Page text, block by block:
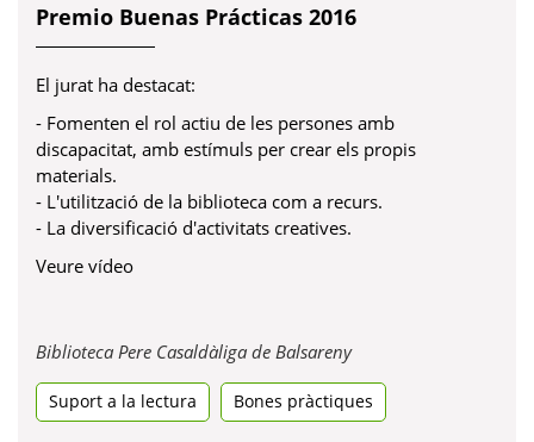
Premio Buenas Prácticas 2016
El jurat ha destacat:
- Fomenten el rol actiu de les persones amb
discapacitat, amb estímuls per crear els propis
materials.
- L'utilització de la biblioteca com a recurs.
- La diversificació d'activitats creatives.
Veure vídeo
Biblioteca Pere Casaldàliga de BalsarenyObre
una
pestanya
Suport a la lectura Bones pràctiques